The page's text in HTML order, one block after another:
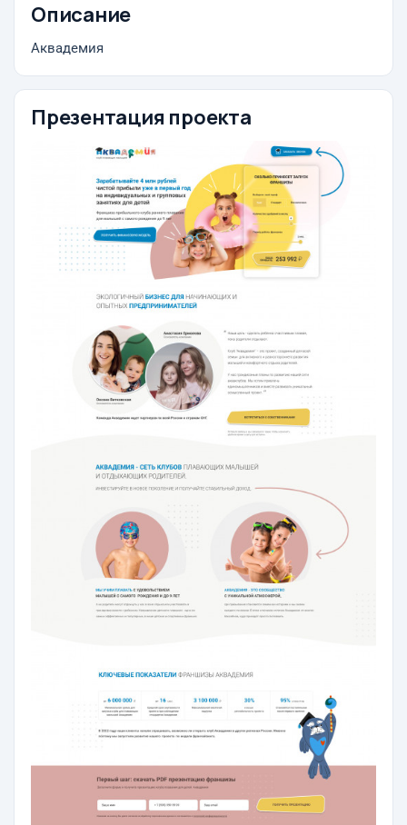
Описание
Аквадемия
Презентация проекта